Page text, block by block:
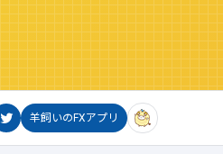
羊飼いのFXアプリ